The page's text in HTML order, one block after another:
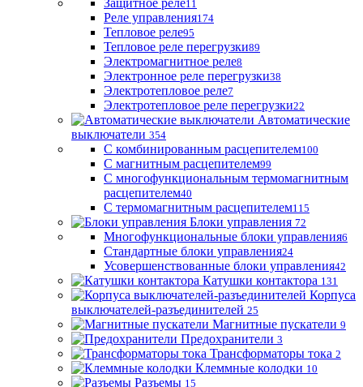
Защитное реле11
Реле управления174
Тепловое реле95
Тепловое реле перегрузки89
Электромагнитное реле8
Электронное реле перегрузки38
Электротепловое реле7
Электротепловое реле перегрузки22
Автоматические
выключатели 354
С комбинированным расцепителем100
С магнитным расцепителем99
С многофункциональным термомагнитным
расцепителем40
С термомагнитным расцепителем115
Блоки управления 72
Многофункциональные блоки управления6
Стандартные блоки управления24
Усовершенствованные блоки управления42
Катушки контактора 131
Корпуса
выключателей-разъединителей 25
Магнитные пускатели 9
Предохранители 3
Трансформаторы тока 2
Клеммные колодки 10
Разъемы 15